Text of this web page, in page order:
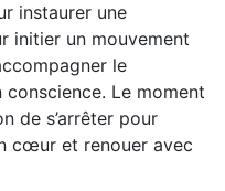
instaurer une
initier un mouvement
le
Le moment
de s’arrêter pour
cœur et renouer avec